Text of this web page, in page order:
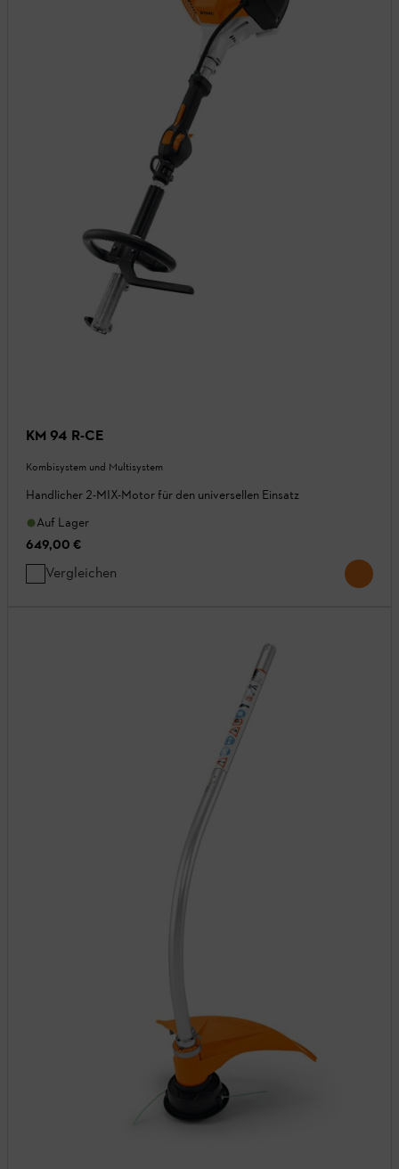
KM 94 R-CE
Kombisystem und Multisystem
Handlicher 2-MIX-Motor für den universellen Einsatz
Auf Lager
649,00 €
Vergleichen